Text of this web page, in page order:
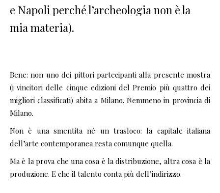
e Napoli perché l’archeologia non è la
mia materia).
Bene: non uno dei pittori partecipanti alla presente mostra
(i vincitori delle cinque edizioni del Premio più quattro dei
migliori classificati) abita a Milano. Nemmeno in provincia di
Milano.
Non è una smentita né un trasloco: la capitale italiana
dell’arte contemporanea resta comunque quella.
Ma è la prova che una cosa è la distribuzione, altra cosa è la
produzione. E che il talento conta più dell’indirizzo.